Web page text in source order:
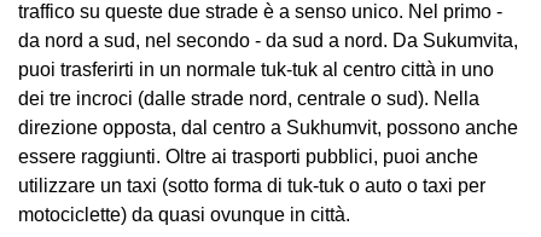
traffico su queste due strade è a senso unico. Nel primo -
da nord a sud, nel secondo - da sud a nord. Da Sukumvita,
puoi trasferirti in un normale tuk-tuk al centro città in uno
dei tre incroci (dalle strade nord, centrale o sud). Nella
direzione opposta, dal centro a Sukhumvit, possono anche
essere raggiunti. Oltre ai trasporti pubblici, puoi anche
utilizzare un taxi (sotto forma di tuk-tuk o auto o taxi per
motociclette) da quasi ovunque in città.